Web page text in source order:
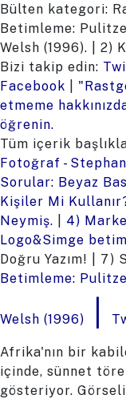
Bülten kategori:
Betimleme:
Welsh (1996). | 2)
Bizi takip edin:
Facebook
etmeme
öğrenin.
Tüm içerik
Fotoğraf -
Sorular: Beyaz
Kişiler Mi
Neymiş.
4)
Logo&Simge
Doğru Yazım! | 7)
Betimleme:
Welsh (1996)
Afrika'nın bir
içinde, sünnet
gösteriyor.